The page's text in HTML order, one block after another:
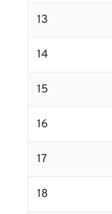
13
14
15
16
17
18